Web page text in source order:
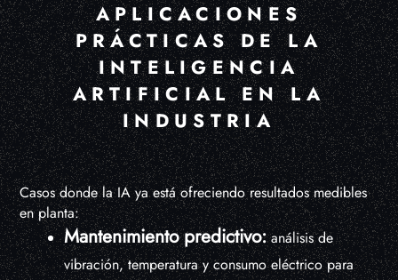
APLICACIONES
PRÁCTICAS DE LA
INTELIGENCIA
ARTIFICIAL EN LA
INDUSTRIA
Casos donde la IA ya está ofreciendo resultados medibles
en planta:
Mantenimiento predictivo:análisis de
vibración, temperatura y consumo eléctrico para